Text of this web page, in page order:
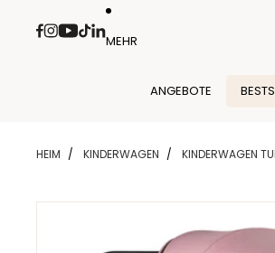
Direkt zum Inhalt
MEHR
ANGEBOTE
HEIM KINDERWAGEN KINDERWAGEN